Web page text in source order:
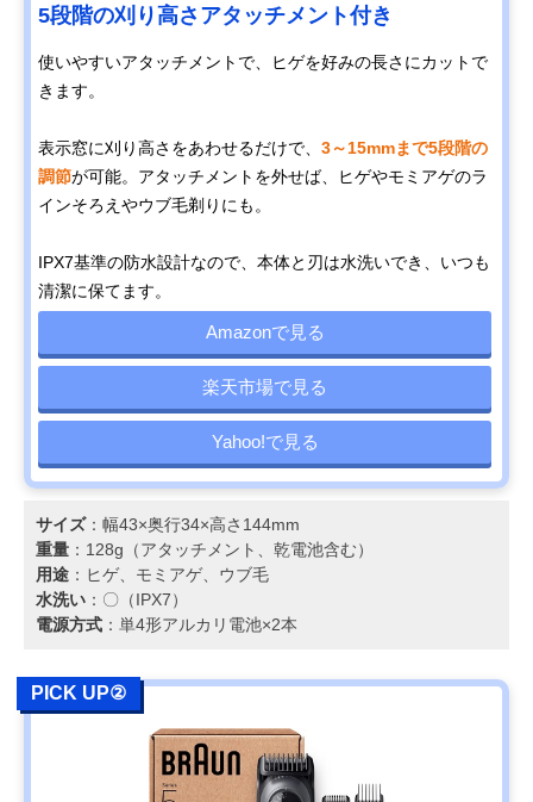
Amazonで見る
貝印(Kai
Corporation) グル
ーム マルチトリマ
ー HC3001
2つの刃を使い分
けられるヒゲトリ
マー
5段階の刈り高さアタッチメント付き
使いやすいアタッチメントで、ヒゲを好みの長さにカットで
きます。
表示窓に刈り高さをあわせるだけで、 3～15mmまで5段階の
調節が可能。アタッチメントを外せば、ヒゲやモミアゲのラ
インそろえやウブ毛剃りにも。
IPX7基準の防水設計なので、本体と刃は水洗いでき、いつも
清潔に保てます。
Amazonで見る
楽天市場で見る
Yahoo!で見る
サイズ：幅43×奥行34×高さ144mm
重量 ：128g（アタッチメント、乾電池含む）
用途 ：ヒゲ、モミアゲ、ウブ毛
水洗い ：〇（IPX7）
電源方式 ：単4形アルカリ電池×2本
PICK UP②